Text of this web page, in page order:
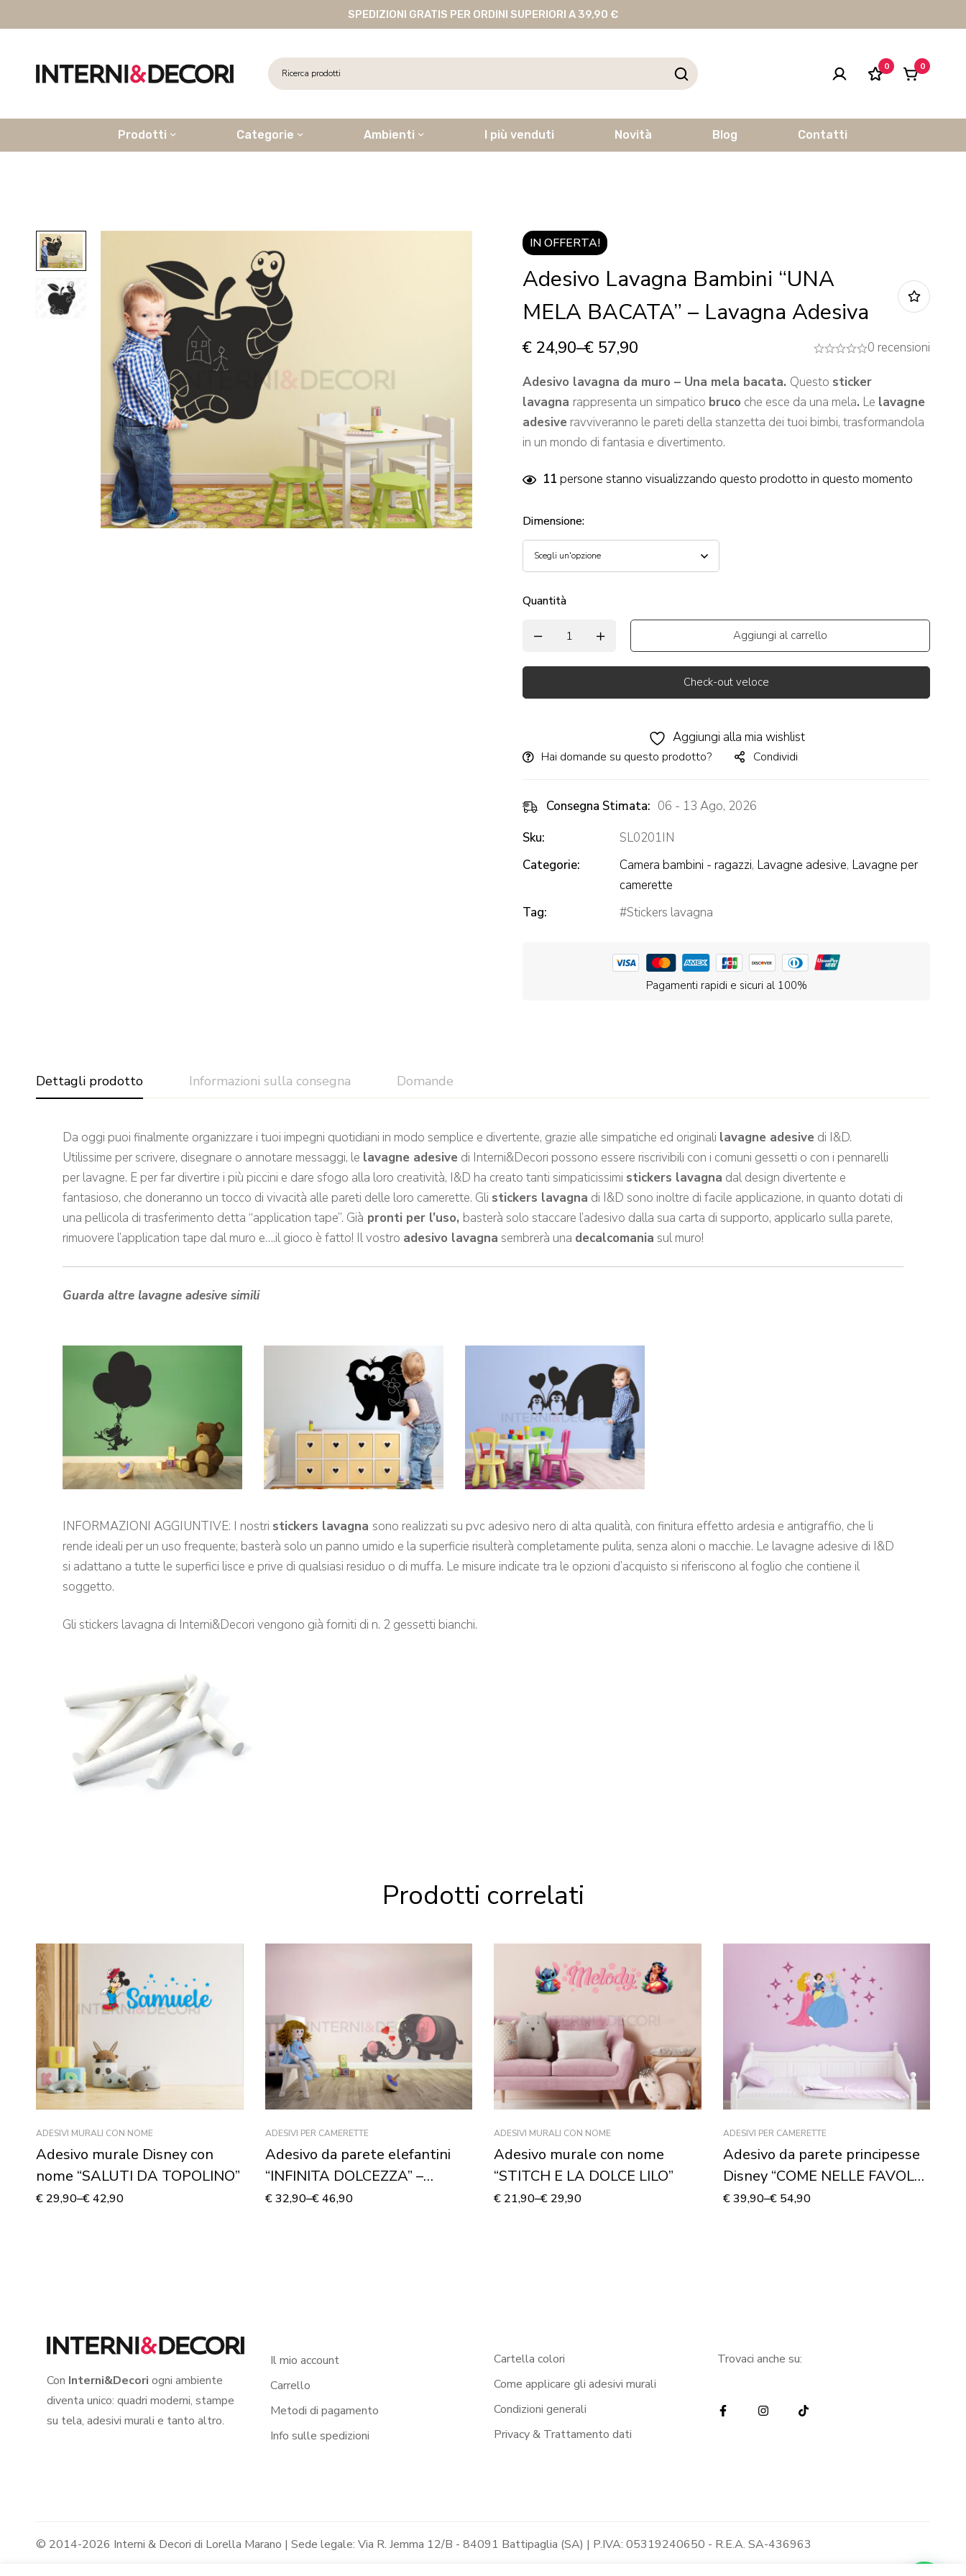
SPEDIZIONI GRATIS PER ORDINI SUPERIORI A 39,90 €
0 0
Prodotti Categorie Ambienti I più venduti Novità Blog Contatti
IN OFFERTA!
Adesivo Lavagna Bambini “UNA
MELA BACATA” – Lavagna Adesiva
€ 24,90–€ 57,90 0 recensioni
Adesivo lavagna da muro – Una mela bacata. Questo sticker
lavagna rappresenta un simpatico bruco che esce da una mela. Le lavagne
adesive ravviveranno le pareti della stanzetta dei tuoi bimbi, trasformandola
in un mondo di fantasia e divertimento.
11 persone stanno visualizzando questo prodotto in questo momento
Dimensione:
Quantità
Aggiungi al carrello
Check-out veloce
Aggiungi alla mia wishlist
Hai domande su questo prodotto? Condividi
Consegna Stimata: 06 - 13 Ago, 2026
Sku:
SL0201IN
Categorie:
Camera bambini - ragazzi, Lavagne adesive, Lavagne per
camerette
Tag:
Stickers lavagna
Pagamenti rapidi e sicuri al 100%
Dettagli prodotto Informazioni sulla consegna Domande
Da oggi puoi finalmente organizzare i tuoi impegni quotidiani in modo semplice e divertente, grazie alle simpatiche ed originali lavagne adesive di I&D.
Utilissime per scrivere, disegnare o annotare messaggi, le lavagne adesive di Interni&Decori possono essere riscrivibili con i comuni gessetti o con i pennarelli
per lavagne. E per far divertire i più piccini e dare sfogo alla loro creatività, I&D ha creato tanti simpaticissimi stickers lavagna dal design divertente e
fantasioso, che doneranno un tocco di vivacità alle pareti delle loro camerette. Gli stickers lavagna di I&D sono inoltre di facile applicazione, in quanto dotati di
una pellicola di trasferimento detta “application tape”. Già pronti per l’uso, basterà solo staccare l’adesivo dalla sua carta di supporto, applicarlo sulla parete,
rimuovere l’application tape dal muro e….il gioco è fatto! Il vostro adesivo lavagna sembrerà una decalcomania sul muro!
Guarda altre lavagne adesive simili
INFORMAZIONI AGGIUNTIVE: I nostri stickers lavagna sono realizzati su pvc adesivo nero di alta qualità, con finitura effetto ardesia e antigraffio, che li
rende ideali per un uso frequente; basterà solo un panno umido e la superficie risulterà completamente pulita, senza aloni o macchie. Le lavagne adesive di I&D
si adattano a tutte le superfici lisce e prive di qualsiasi residuo o di muffa. Le misure indicate tra le opzioni d’acquisto si riferiscono al foglio che contiene il
soggetto.
Gli stickers lavagna di Interni&Decori vengono già forniti di n. 2 gessetti bianchi.
Prodotti correlati
ADESIVI MURALI CON NOME
Adesivo murale Disney con
nome “SALUTI DA TOPOLINO”
€ 29,90–€42,90
ADESIVI PER CAMERETTE
Adesivo da parete elefantini
“INFINITA DOLCEZZA” –
Adesivo murale
€32,90–€46,90
ADESIVI MURALI CON NOME
Adesivo murale con nome
“STITCH E LA DOLCE LILO”
€ 21,90–€ 29,90
ADESIVI PER CAMERETTE
Adesivo da parete principesse
Disney “COME NELLE FAVOLE”
– Adesivo murale
€39,90–€54,90
Con Interni&Decori ogni ambiente
diventa unico: quadri moderni, stampe
su tela, adesivi murali e tanto altro.
Il mio account
Carrello
Metodi di pagamento
Info sulle spedizioni
Cartella colori
Come applicare gli adesivi murali
Condizioni generali
Privacy & Trattamento dati
Trovaci anche su:
© 2014-2026 Interni & Decori di Lorella Marano | Sede legale: Via R. Jemma 12/B - 84091 Battipaglia (SA) | P.IVA: 05319240650 - R.E.A. SA-436963